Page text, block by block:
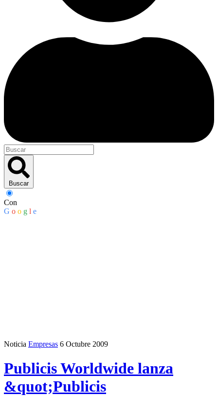
Buscar
Con
G o o g l e
Noticia Empresas 6 Octubre 2009
Publicis Worldwide lanza
&quot;Publicis